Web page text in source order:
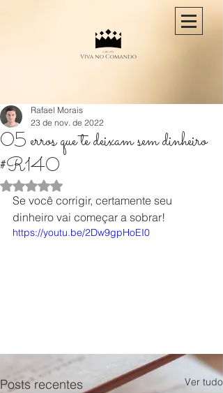
05 erros que te deixam sem dinheiro
#R140
Rafael Morais
23 de nov. de 2022
Avaliado com NaN de 5 estrelas.
Se você corrigir, certamente seu
dinheiro vai começar a sobrar!
https://youtu.be/2Dw9gpHoEI0
Posts recentes Ver tudo